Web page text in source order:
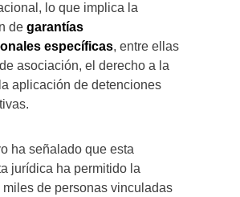
lo que implica la
de garantías
específicas, entre ellas
asociación, el derecho a la
aplicación de detenciones
ha señalado que esta
jurídica ha permitido la
miles de personas vinculadas